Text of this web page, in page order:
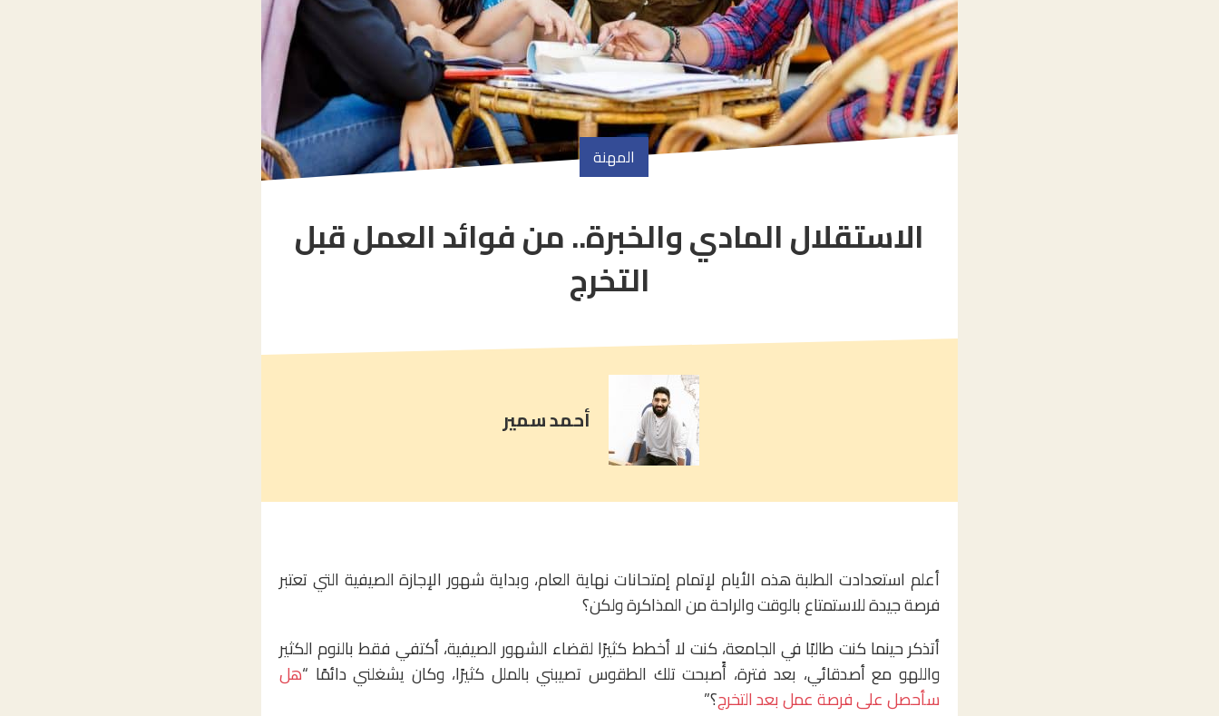
المهنة
article
comment
count
الاستقلال المادي والخبرة.. من فوائد العمل قبل
التخرج
أحمد سمير
أعلم استعدادت الطلبة هذه الأيام لإتمام إمتحانات نهاية العام، وبداية شهور الإجازة الصيفية التي تعتبر
فرصة جيدة للاستمتاع بالوقت والراحة من المذاكرة ولكن؟
أتذكر حينما كنت طالبًا في الجامعة، كنت لا أخطط كثيرًا لقضاء الشهور الصيفية، أكتفي فقط بالنوم الكثير
واللهو مع أصدقائي، بعد فترة، أًصبحت تلك الطقوس تصيبني بالملل كثيرًا، وكان يشغلني دائمًا “هل
سأحصل على فرصة عمل بعد التخرج؟”